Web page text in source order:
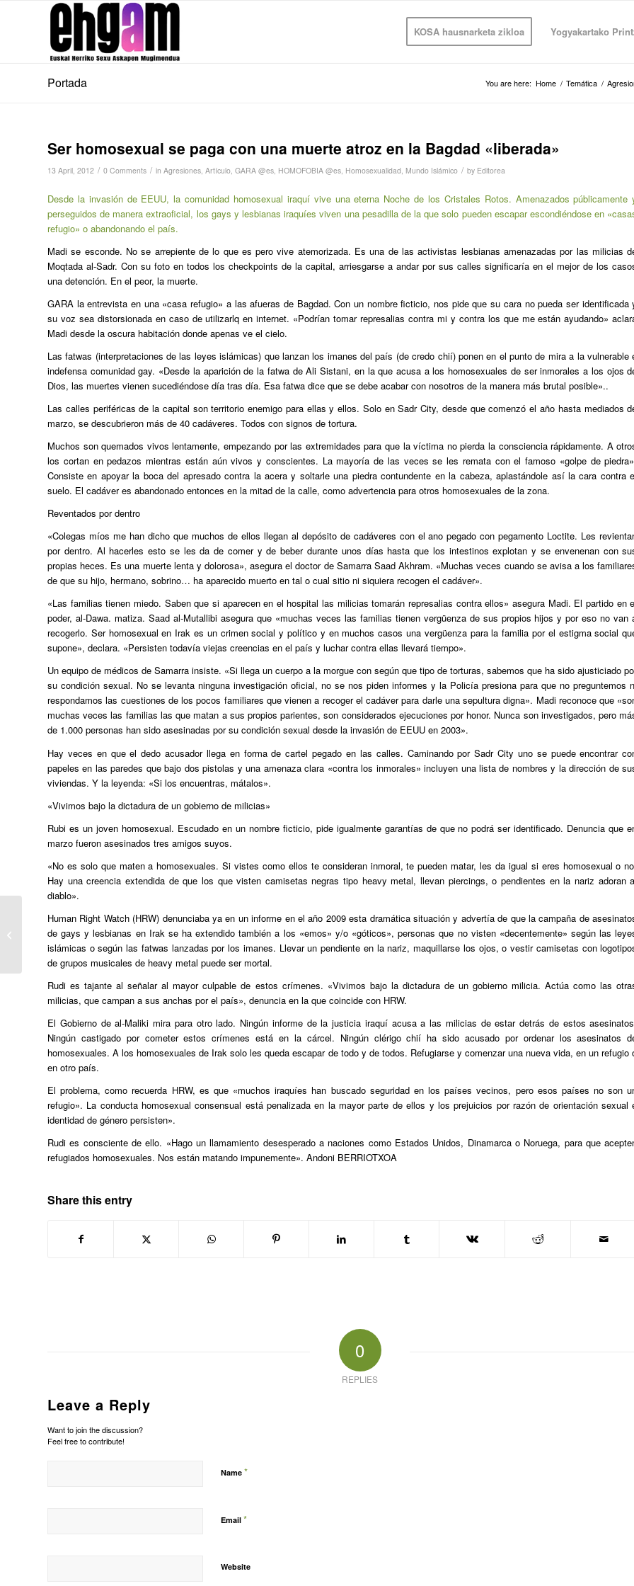
KOSA hausnarketa zikloa Yogyakartako
Portada You are here: Home / Temática /
Ser homosexual se paga con una muerte atroz en la Bagdad «liberada»
13 April, 2012 / 0 Comments / in Agresiones, Artículo, GARA @es, HOMOFOBIA @es, Homosexualidad, Mundo Islámico / by Editorea
Desde la invasión de EEUU, la comunidad homosexual iraquí vive una eterna Noche de los Cristales Rotos. Amenazados públicamente
perseguidos de manera extraoficial, los gays y lesbianas iraquíes viven una pesadilla de la que solo pueden escapar escondiéndose en
refugio» o abandonando el país.
Madi se esconde. No se arrepiente de lo que es pero vive atemorizada. Es una de las activistas lesbianas amenazadas por las milicias
Moqtada al-Sadr. Con su foto en todos los checkpoints de la capital, arriesgarse a andar por sus calles significaría en el mejor de los
una detención. En el peor, la muerte.
GARA la entrevista en una «casa refugio» a las afueras de Bagdad. Con un nombre ficticio, nos pide que su cara no pueda ser identificada
su voz sea distorsionada en caso de utilizarlq en internet. «Podrían tomar represalias contra mi y contra los que me están ayudando»
Madi desde la oscura habitación donde apenas ve el cielo.
Las fatwas (interpretaciones de las leyes islámicas) que lanzan los imanes del país (de credo chií) ponen en el punto de mira a la vulnerable
indefensa comunidad gay. «Desde la aparición de la fatwa de Ali Sistani, en la que acusa a los homosexuales de ser inmorales a los ojos
Dios, las muertes vienen sucediéndose día tras día. Esa fatwa dice que se debe acabar con nosotros de la manera más brutal posible»..
Las calles periféricas de la capital son territorio enemigo para ellas y ellos. Solo en Sadr City, desde que comenzó el año hasta mediados
marzo, se descubrieron más de 40 cadáveres. Todos con signos de tortura.
Muchos son quemados vivos lentamente, empezando por las extremidades para que la víctima no pierda la consciencia rápidamente. A
los cortan en pedazos mientras están aún vivos y conscientes. La mayoría de las veces se les remata con el famoso «golpe de
Consiste en apoyar la boca del apresado contra la acera y soltarle una piedra contundente en la cabeza, aplastándole así la cara contra
suelo. El cadáver es abandonado entonces en la mitad de la calle, como advertencia para otros homosexuales de la zona.
Reventados por dentro
«Colegas míos me han dicho que muchos de ellos llegan al depósito de cadáveres con el ano pegado con pegamento Loctite. Les
por dentro. Al hacerles esto se les da de comer y de beber durante unos días hasta que los intestinos explotan y se envenenan con
propias heces. Es una muerte lenta y dolorosa», asegura el doctor de Samarra Saad Akhram. «Muchas veces cuando se avisa a los
de que su hijo, hermano, sobrino… ha aparecido muerto en tal o cual sitio ni siquiera recogen el cadáver».
«Las familias tienen miedo. Saben que si aparecen en el hospital las milicias tomarán represalias contra ellos» asegura Madi. El partido en
poder, al-Dawa. matiza. Saad al-Mutallibi asegura que «muchas veces las familias tienen vergüenza de sus propios hijos y por eso no van
recogerlo. Ser homosexual en Irak es un crimen social y político y en muchos casos una vergüenza para la familia por el estigma social
supone», declara. «Persisten todavía viejas creencias en el país y luchar contra ellas llevará tiempo».
Un equipo de médicos de Samarra insiste. «Si llega un cuerpo a la morgue con según que tipo de torturas, sabemos que ha sido ajusticiado
su condición sexual. No se levanta ninguna investigación oficial, no se nos piden informes y la Policía presiona para que no preguntemos
respondamos las cuestiones de los pocos familiares que vienen a recoger el cadáver para darle una sepultura digna». Madi reconoce que
muchas veces las familias las que matan a sus propios parientes, son considerados ejecuciones por honor. Nunca son investigados, pero
de 1.000 personas han sido asesinadas por su condición sexual desde la invasión de EEUU en 2003».
Hay veces en que el dedo acusador llega en forma de cartel pegado en las calles. Caminando por Sadr City uno se puede encontrar
papeles en las paredes que bajo dos pistolas y una amenaza clara «contra los inmorales» incluyen una lista de nombres y la dirección de
viviendas. Y la leyenda: «Si los encuentras, mátalos».
«Vivimos bajo la dictadura de un gobierno de milicias»
Rubi es un joven homosexual. Escudado en un nombre ficticio, pide igualmente garantías de que no podrá ser identificado. Denuncia que
marzo fueron asesinados tres amigos suyos.
«No es solo que maten a homosexuales. Si vistes como ellos te consideran inmoral, te pueden matar, les da igual si eres homosexual o
Hay una creencia extendida de que los que visten camisetas negras tipo heavy metal, llevan piercings, o pendientes en la nariz adoran
diablo».
Human Right Watch (HRW) denunciaba ya en un informe en el año 2009 esta dramática situación y advertía de que la campaña de
de gays y lesbianas en Irak se ha extendido también a los «emos» y/o «góticos», personas que no visten «decentemente» según las
islámicas o según las fatwas lanzadas por los imanes. Llevar un pendiente en la nariz, maquillarse los ojos, o vestir camisetas con
de grupos musicales de heavy metal puede ser mortal.
Rudi es tajante al señalar al mayor culpable de estos crímenes. «Vivimos bajo la dictadura de un gobierno milicia. Actúa como las
milicias, que campan a sus anchas por el país», denuncia en la que coincide con HRW.
El Gobierno de al-Maliki mira para otro lado. Ningún informe de la justicia iraquí acusa a las milicias de estar detrás de estos
Ningún castigado por cometer estos crímenes está en la cárcel. Ningún clérigo chií ha sido acusado por ordenar los asesinatos
homosexuales. A los homosexuales de Irak solo les queda escapar de todo y de todos. Refugiarse y comenzar una nueva vida, en un refugio
en otro país.
El problema, como recuerda HRW, es que «muchos iraquíes han buscado seguridad en los países vecinos, pero esos países no son
refugio». La conducta homosexual consensual está penalizada en la mayor parte de ellos y los prejuicios por razón de orientación sexual
identidad de género persisten».
Rudi es consciente de ello. «Hago un llamamiento desesperado a naciones como Estados Unidos, Dinamarca o Noruega, para que
refugiados homosexuales. Nos están matando impunemente». Andoni BERRIOTXOA
Share this entry
0
REPLIES
Leave a Reply
Want to join the discussion?
Feel free to contribute!
Name *
Email *
Website
Canadian Trans Teen’s Sudden Death
May Have Been Bullying-Related
Suicide